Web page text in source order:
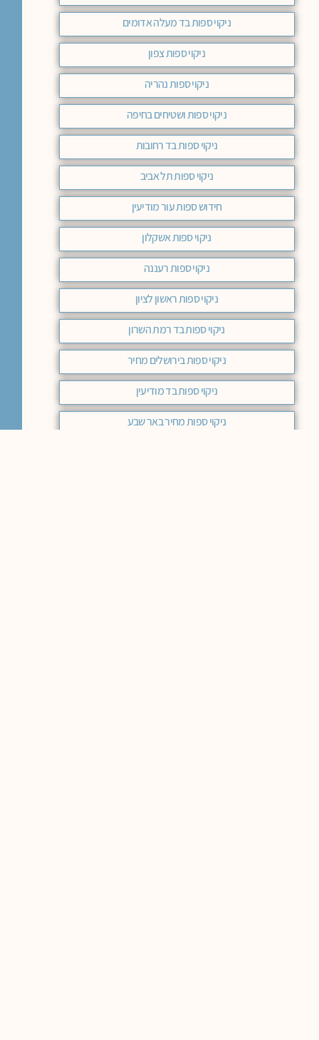
ניקוי ספות בד מעלה אדומים
ניקוי ספות צפון
ניקוי ספות נהריה
ניקוי ספות ושטיחים בחיפה
ניקוי ספות בד רחובות
ניקוי ספות תל אביב
חידוש ספות עור מודיעין
ניקוי ספות אשקלון
ניקוי ספות רעננה
ניקוי ספות ראשון לציון
ניקוי ספות בד רמת השרון
ניקוי ספות בירושלים מחיר
ניקוי ספות בד מודיעין
ניקוי ספות מחיר באר שבע